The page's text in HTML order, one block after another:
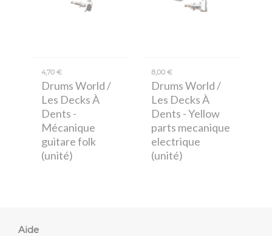
4,70 €
Drums World /
Les Decks À
Dents -
Mécanique
guitare folk
(unité)
8,00 €
Drums World /
Les Decks À
Dents - Yellow
parts mecanique
electrique
(unité)
Aide